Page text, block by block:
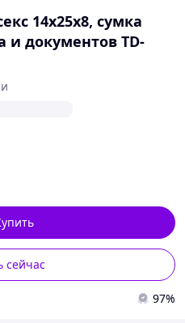
14х25х8, сумка
и документов TD-
сейчас
97%